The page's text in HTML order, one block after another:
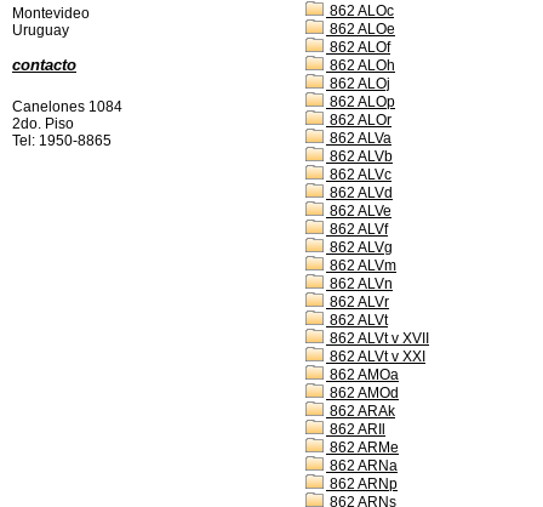
862 ALOc
862 ALOe
862 ALOf
862 ALOh
862 ALOj
862 ALOp
862 ALOr
862 ALVa
862 ALVb
862 ALVc
862 ALVd
862 ALVe
862 ALVf
862 ALVg
862 ALVm
862 ALVn
862 ALVr
862 ALVt
862 ALVt v XVII
862 ALVt v XXI
862 AMOa
862 AMOd
862 ARAk
862 ARIl
862 ARMe
862 ARNa
862 ARNp
862 ARNs
Montevideo
Uruguay
contacto
Canelones 1084
2do. Piso
Tel: 1950-8865